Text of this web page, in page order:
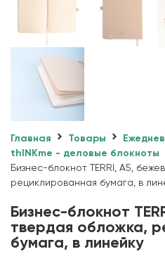
Главная Товары
thINKme - деловые блокноты
Бизнес-блокнот TERRI, A5,
рециклированная бумага, в
Бизнес-блокнот
твердая обложка,
бумага, в линейку